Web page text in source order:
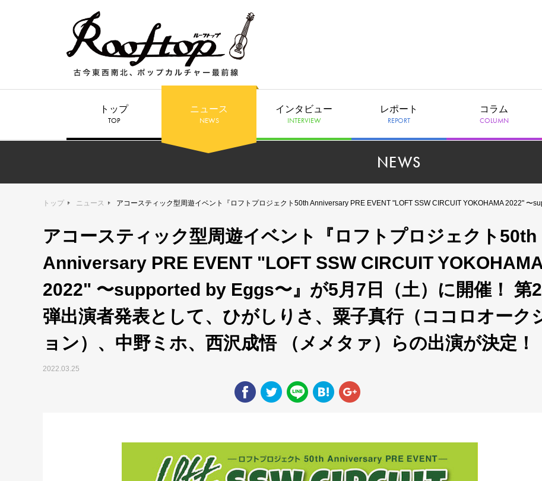
トップ
TOP
ニュース
NEWS
インタビュー
INTERVIEW
レポート
REPORT
コラム
COLUMN
NEWS
トップ ニュース アコースティック型周遊イベント『ロフトプロジェクト50th Anniversary PRE EVENT "LOFT SSW CIRCUIT YOKOHAMA 2022" 〜supported by Eggs〜』が5月7日（土）に開催！ 第2弾出演者発表として
アコースティック型周遊イベント『ロフトプロジェクト50th
Anniversary PRE EVENT "LOFT SSW CIRCUIT
2022" 〜supported by Eggs〜』が5月7日（土）に開催！ 第2
弾出演者発表として、ひがしりさ、粟子真行（ココロオーク
ョン）、中野ミホ、西沢成悟 （メメタァ）らの出演が決定！
2022.03.25